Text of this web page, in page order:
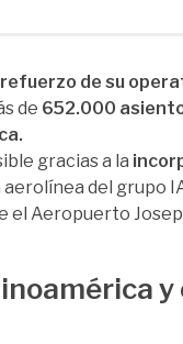
refuerzo de su
de 652.000
gracias a la
aerolínea del grupo
Aeropuerto
y